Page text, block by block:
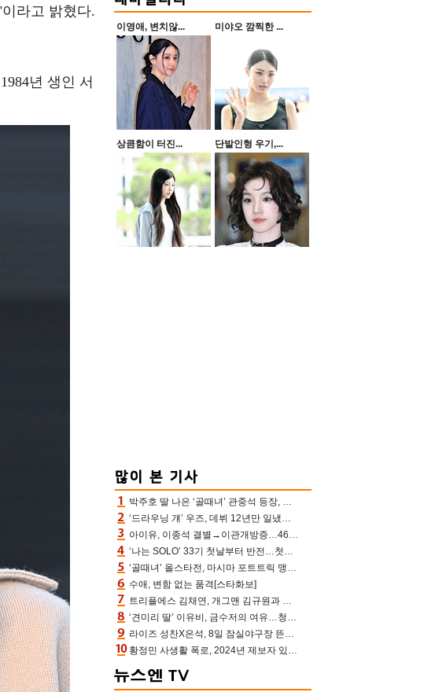
라고 밝혔다.
년 생인 서
이영애, 변치않... 미야오 깜찍한 ...
상큼함이 터진... 단발인형 우기,...
박주호 딸 나은 ‘골때녀’ 관중석 등장, 김민재 복제인간 보고 혼란 [결정적장면]
‘드라우닝 걔’ 우즈, 데뷔 12년만 일냈다…체조경기장 입성 확정
아이유, 이종석 결별→이관개방증…46장 꽉 채운 유애나 ♥ “열심히 사는 중”
‘나는 SOLO’ 33기 첫날부터 반전…첫인상 0표 영호, 호감남 급부상
‘골때녀’ 올스타전, 마시마 포트트릭 맹추격전 5:4 골 잔치 ‘짜릿’ [어제TV]
수애, 변함 없는 품격[스타화보]
트리플에스 김채연, 개그맨 김규원과 함께 프리뷰쇼 진행 [포토엔HD]
‘견미리 딸’ 이유비, 금수저의 여유…청순 미모에 반전 슬림 라인
라이즈 성찬X은석, 8일 잠실야구장 뜬다…시구 시타+특별공연까지
황정민 사생활 폭로, 2024년 제보자 있었나 “네가 회사에 전화했니” 녹취록 공개 파장